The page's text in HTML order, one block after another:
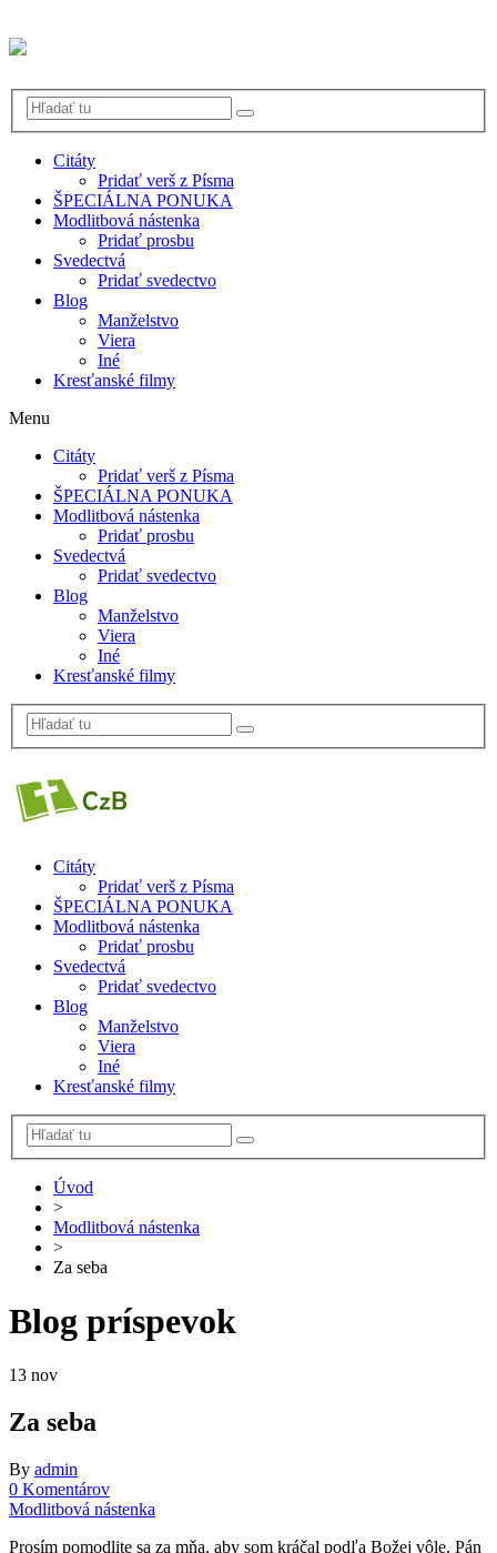
Citáty
Pridať verš z Písma
ŠPECIÁLNA PONUKA
Modlitbová nástenka
Pridať prosbu
Svedectvá
Pridať svedectvo
Blog
Manželstvo
Viera
Iné
Kresťanské filmy
Menu
Citáty
Pridať verš z Písma
ŠPECIÁLNA PONUKA
Modlitbová nástenka
Pridať prosbu
Svedectvá
Pridať svedectvo
Blog
Manželstvo
Viera
Iné
Kresťanské filmy
Citáty
Pridať verš z Písma
ŠPECIÁLNA PONUKA
Modlitbová nástenka
Pridať prosbu
Svedectvá
Pridať svedectvo
Blog
Manželstvo
Viera
Iné
Kresťanské filmy
Úvod
>
Modlitbová nástenka
>
Za seba
Blog príspevok
13 nov
Za seba
By admin
0 Komentárov
Modlitbová nástenka
Prosím pomodlite sa za mňa, aby som kráčal podľa Božej vôle. Pán